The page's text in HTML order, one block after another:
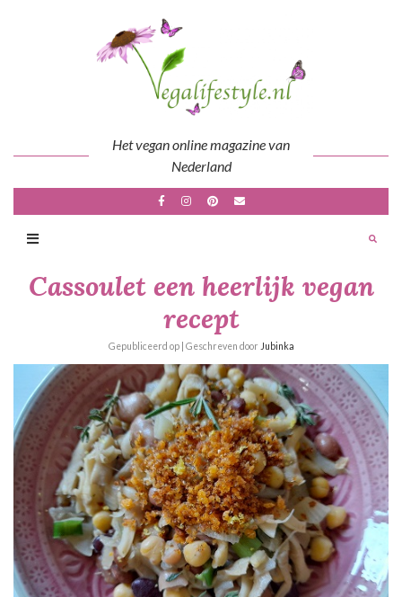
Het vegan online magazine van
Nederland
Cassoulet een heerlijk vegan
recept
Gepubliceerd op | Geschreven door Jubinka